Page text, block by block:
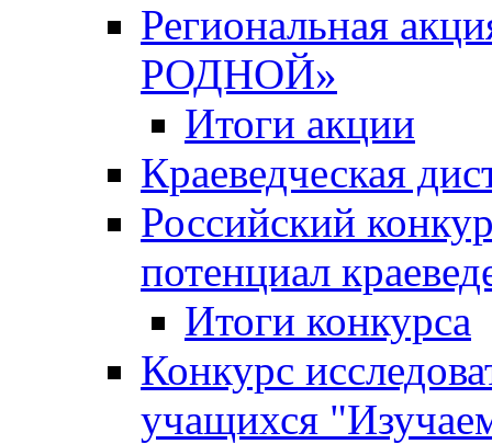
Региональная
РОДНОЙ»
Итоги акции
Краеведческая
Российский
потенциал
Итоги конкурса
Конкурс
учащихся